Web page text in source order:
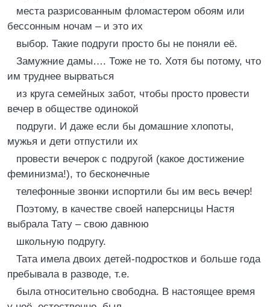
места разрисованным фломастером обоям или
бессонным ночам – и это их
выбор. Такие подруги просто бы не поняли её.
Замужние дамы…. Тоже не то. Хотя бы потому, что
им труднее вырваться
из круга семейных забот, чтобы просто провести
вечер в обществе одинокой
подруги. И даже если бы домашние хлопоты,
мужья и дети отпустили их
провести вечерок с подругой (какое достижение
феминизма!), то бесконечные
телефонные звонки испортили бы им весь вечер!
Поэтому, в качестве своей наперсницы Настя
выбрала Тату – свою давнюю
школьную подругу.
Тата имела двоих детей-подростков и больше года
пребывала в разводе, т.е.
была относительно свободна. В настоящее время